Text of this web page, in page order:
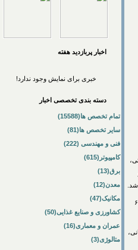
هزار و ۱۷ نفر معادل ۶۳
اخبار پربازديد هفته
خبری برای نمایش وجود ندارد!
دسته بندی تخصصی اخبار
تمام تخصص ها(15588)
سایر تخصص ها(81)
فنی و مهندسی (222)
کامپیوتر(615)
برق(13)
معدن(12)
مکانیک(47)
کشاورزی و صنایع غذایی(50)
عمران و معماری(16)
متالوژی(3)